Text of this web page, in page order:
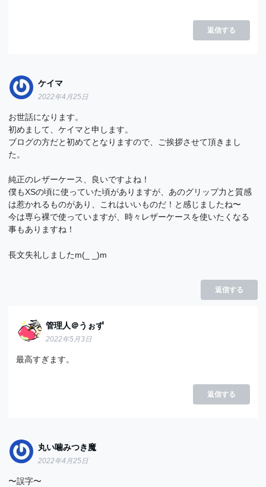
返信する
ケイマ
2022年4月25日
お世話になります。
初めまして、ケイマと申します。
ブログの方だと初めてとなりますので、ご挨拶させて頂きまし
た。
純正のレザーケース、良いですよね！
僕もXSの頃に使っていた頃がありますが、あのグリップ力と質感
は惹かれるものがあり、これはいいものだ！と感じましたね〜
今は専ら裸で使っていますが、時々レザーケースを使いたくなる
事もありますね！
長文失礼しましたm(_ _)m
返信する
管理人＠うぉず
2022年5月3日
最高すぎます。
返信する
丸い噛みつき魔
2022年4月25日
〜誤字〜